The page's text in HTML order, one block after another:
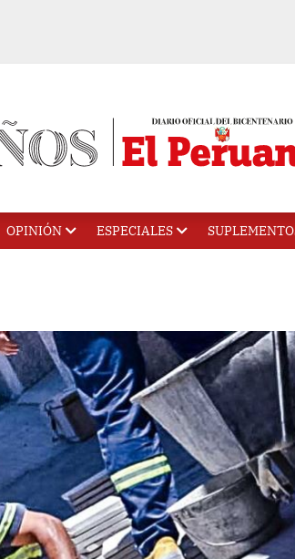
OPINIÓN ESPECIALES